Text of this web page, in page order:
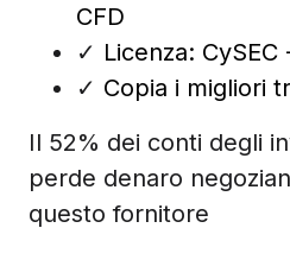
CFD
✓ Licenza: CySEC
✓ Copia i migliori
Il 52% dei conti degli
perde denaro
questo fornitore